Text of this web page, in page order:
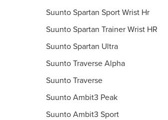
Suunto Spartan Sport Wrist Hr
Suunto Spartan Trainer Wrist HR
Suunto Spartan Ultra
Suunto Traverse Alpha
Suunto Traverse
Suunto Ambit3 Peak
Suunto Ambit3 Sport